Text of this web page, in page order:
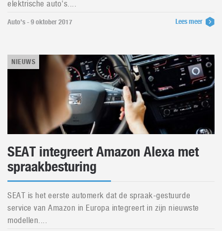
elektrische auto's....
Auto's - 9 oktober 2017 Lees meer
NIEUWS
SEAT integreert Amazon Alexa met
spraakbesturing
SEAT is het eerste automerk dat de spraak-gestuurde
service van Amazon in Europa integreert in zijn nieuwste
modellen....